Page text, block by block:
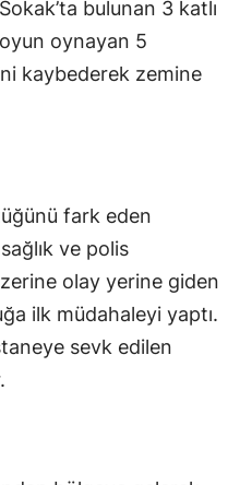
bulunan 3 katlı
oynayan 5
kaybederek zemine
fark eden
ve polis
olay yerine giden
ilk müdahaleyi yaptı.
sevk edilen